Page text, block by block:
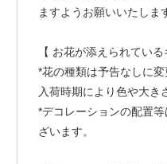
ますようお願いいたしま
【 お花が添えられている
*花の種類は予告なしに
入荷時期により色や大き
*デコレーションの配置
ざいます。